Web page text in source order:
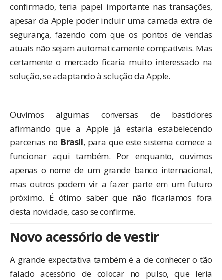
confirmado, teria papel importante nas transações,
apesar da Apple poder incluir uma camada extra de
segurança, fazendo com que os pontos de vendas
atuais não sejam automaticamente compatíveis. Mas
certamente o mercado ficaria muito interessado na
solução, se adaptando à solução da Apple.
Ouvimos algumas conversas de bastidores
afirmando que a Apple já estaria estabelecendo
parcerias no Brasil, para que este sistema comece a
funcionar aqui também. Por enquanto, ouvimos
apenas o nome de um grande banco internacional,
mas outros podem vir a fazer parte em um futuro
próximo. É ótimo saber que não ficaríamos fora
desta novidade, caso se confirme.
Novo acessório de vestir
A grande expectativa também é a de conhecer o tão
falado acessório de colocar no pulso, que leria